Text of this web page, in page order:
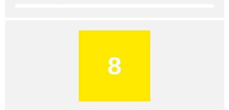
8